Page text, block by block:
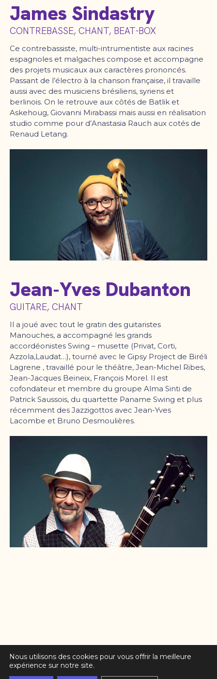
James Sindastry
CONTREBASSE, CHANT, BEAT-BOX
Ce contrebassiste, multi-intrumentiste aux racines
espagnoles et malgaches compose et accompagne
des projets musicaux aux caractères prononcés.
Passant de l’électro à la chanson française, il travaille
aussi avec des musiciens brésiliens, syriens et
berlinois. On le retrouve aux côtés de Batlik et
Askehoug, Giovanni Mirabassi mais aussi en réalisation
studio comme pour d’Anastasia Rauch aux cotés de
Renaud Letang.
Jean-Yves Dubanton
GUITARE, CHANT
Il a joué avec tout le gratin des guitaristes
Manouches, a accompagné les grands
accordéonistes Swing – musette (Privat, Corti,
Azzola,Laudat…), tourné avec le Gipsy Project de Biréli
Lagrene , travaillé pour le théâtre, Jean-Michel Ribes,
Jean-Jacques Beineix, François Morel. Il est
cofondateur et membre du groupe Alma Sinti de
Patrick Saussois, du quartette Paname Swing et plus
récemment des Jazzigottos avec Jean-Yves
Lacombe et Bruno Desmoulières.
Partenaires
Nous utilisons des cookies pour vous offrir la meilleure
expérience sur notre site.